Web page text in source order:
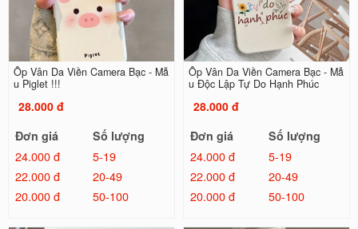
Ốp Vân Da Viền Camera Bạc - Mẫ
u Piglet !!!
28.000 đ
Đơn giá
Số lượng
24.000 đ
5-19
22.000 đ
20-49
20.000 đ
50-100
Ốp Vân Da Viền Camera Bạc - Mẫ
u Độc Lập Tự Do Hạnh Phúc
28.000 đ
Đơn giá
Số lượng
24.000 đ
5-19
22.000 đ
20-49
20.000 đ
50-100